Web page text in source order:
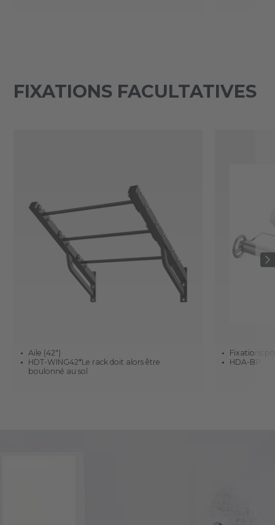
FIXATIONS FACULTATIVES
Aile (42")
HDT-WING42*Le rack doit alors être
boulonné au sol
Fixations
HDA-BP